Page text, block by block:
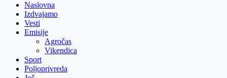
Naslovna
Izdvajamo
Vesti
Emisije
Agročas
Vikendica
Sport
Poljoprivreda